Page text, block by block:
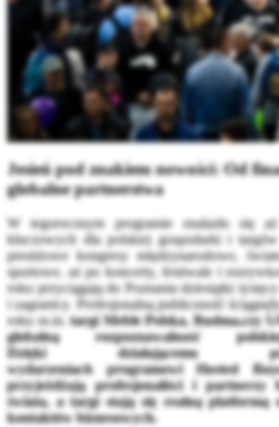
Jesień pod znakiem nowości: Od
globalne partnerstwa
W tegorocznym programie znalazło się
kluczowych dla polskiej gospodarki i
prestiżowe kongresy międzynarodowe,
sportowe, aż po koncerty, festiwale i
roku przyciągają do Poznania dziesiątki
i zagranicy. Profesjonalną publiczność
roku m.in.targi Meble Polska, Budma,czy
globalną rozpoznawalność
Dzięki działającemu
wydarzeniach programowi Hosted
przyjeżdżają profesjonaliści i partnerzy
świata, a targi stają się realną platformą
kontaktów biznesowych.